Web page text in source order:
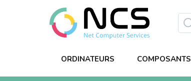
ORDINATEURS COMPOSANTS